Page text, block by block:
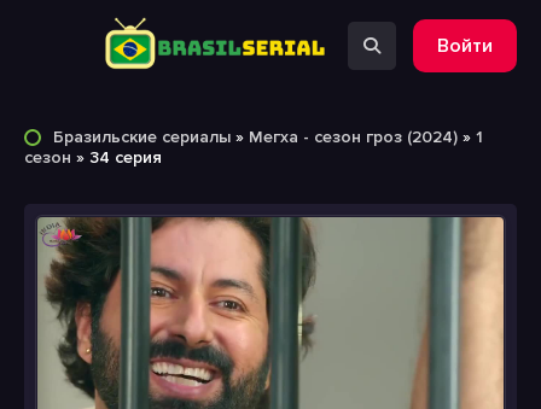
Войти
Бразильские сериалы » Мегха - сезон гроз (2024) » 1
сезон » 34 серия